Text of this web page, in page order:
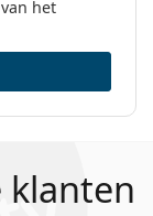
zijn
het
klanten